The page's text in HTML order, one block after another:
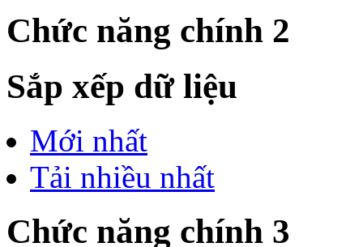
Chức năng chính 2
Sắp xếp dữ liệu
Mới nhất
Tải nhiều nhất
Chức năng chính 3